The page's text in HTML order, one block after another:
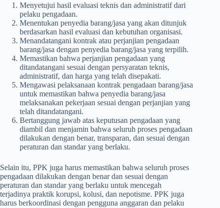
Menyetujui hasil evaluasi teknis dan administratif dari
pelaku pengadaan.
Menentukan penyedia barang/jasa yang akan ditunjuk
berdasarkan hasil evaluasi dan kebutuhan organisasi.
Menandatangani kontrak atau perjanjian pengadaan
barang/jasa dengan penyedia barang/jasa yang terpilih.
Memastikan bahwa perjanjian pengadaan yang
ditandatangani sesuai dengan persyaratan teknis,
administratif, dan harga yang telah disepakati.
Mengawasi pelaksanaan kontrak pengadaan barang/jasa
untuk memastikan bahwa penyedia barang/jasa
melaksanakan pekerjaan sesuai dengan perjanjian yang
telah ditandatangani.
Bertanggung jawab atas keputusan pengadaan yang
diambil dan menjamin bahwa seluruh proses pengadaan
dilakukan dengan benar, transparan, dan sesuai dengan
peraturan dan standar yang berlaku.
Selain itu, PPK juga harus memastikan bahwa seluruh proses
pengadaan dilakukan dengan benar dan sesuai dengan
peraturan dan standar yang berlaku untuk mencegah
terjadinya praktik korupsi, kolusi, dan nepotisme. PPK juga
harus berkoordinasi dengan pengguna anggaran dan pelaku